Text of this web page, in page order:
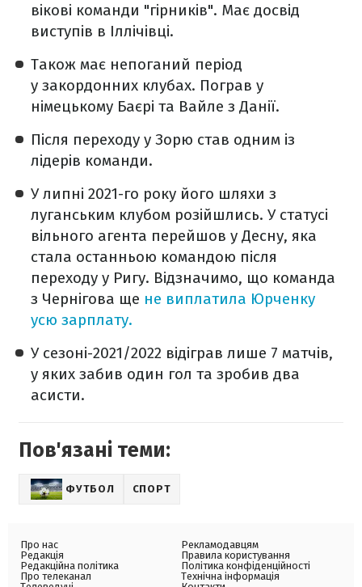
вікові команди "гірників". Має досвід
виступів в Іллічівці.
Також має непоганий період
у закордонних клубах. Пограв у
німецькому Баєрі та Вайле з Данії.
Після переходу у Зорю став одним із
лідерів команди.
У липні 2021-го року його шляхи з
луганським клубом розійшлись. У статусі
вільного агента перейшов у Десну, яка
стала останньою командою після
переходу у Ригу. Відзначимо, що команда
з Чернігова ще не виплатила Юрченку
усю зарплату.
У сезоні-2021/2022 відіграв лише 7 матчів,
у яких забив один гол та зробив два
асисти.
Пов'язані теми:
ФУТБОЛ СПОРТ
Про нас
Редакція
Редакційна політика
Про телеканал
Рекламодавцям
Правила користування
Політика конфіденційності
Технічна інформація